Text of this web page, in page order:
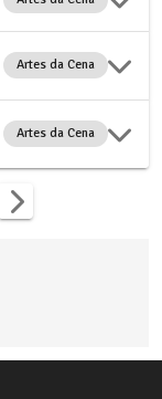
Artes da Cena
Artes da Cena